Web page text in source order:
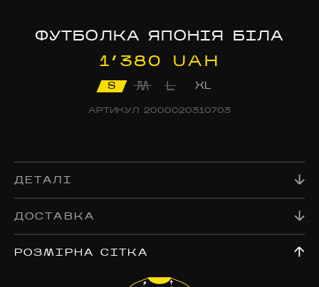
АРТИКУЛ 2000020310703
ФУТБОЛКА ЯПОНІЯ БІЛА
1’380 UAH
ДЕТАЛІ
ДОСТАВКА
РОЗМІРНА СІТКА
S M L XL